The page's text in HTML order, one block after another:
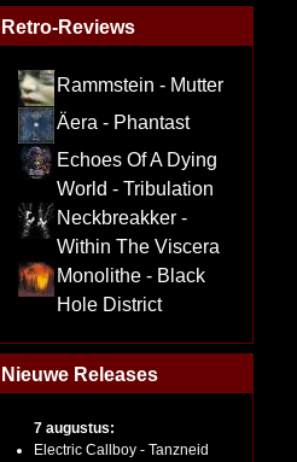
Retro-Reviews
Rammstein - Mutter
Äera - Phantast
Echoes Of A Dying
World - Tribulation
Neckbreakker -
Within The Viscera
Monolithe - Black
Hole District
Nieuwe Releases
7 augustus:
Electric Callboy - Tanzneid